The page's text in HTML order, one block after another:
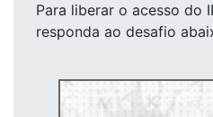
Para liberar o acesso do
responda ao desafio